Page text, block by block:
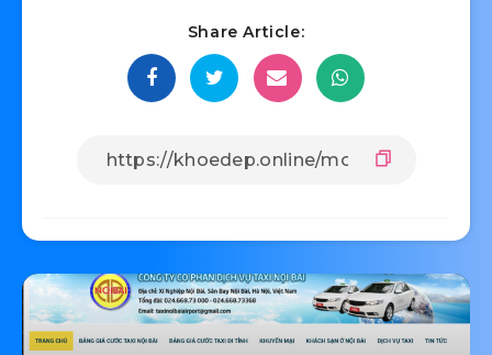
Share Article: